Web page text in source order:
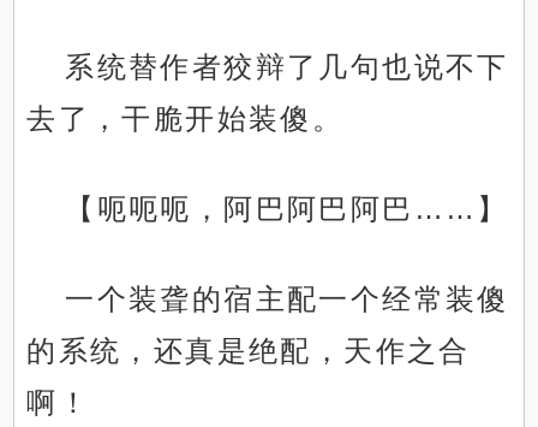
系统替作者狡辩了几句也说不下
去了，干脆开始装傻。
【呃呃呃，阿巴阿巴阿巴……】
一个装聋的宿主配一个经常装傻
的系统，还真是绝配，天作之合
啊！